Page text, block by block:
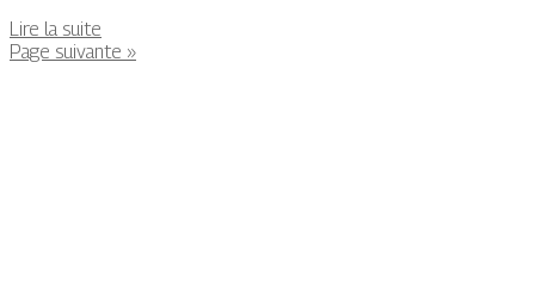
Lire la suite
Page suivante »